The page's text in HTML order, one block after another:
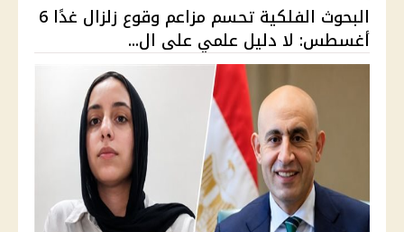
البحوث الفلكية تحسم مزاعم وقوع زلزال غدًا 6
أغسطس: لا دليل علمي على ال...